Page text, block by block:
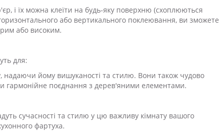
і їх можна клеїти на будь-яку поверхню (схоплюються
або вертикального поклеювання, ви зможете
або високим.
для:
надаючи йому вишуканості та стилю. Вони також чудово
гармонійне поєднання з дерев'яними елементами.
сучасності та стилю у цю важливу кімнату вашого
фартуха.